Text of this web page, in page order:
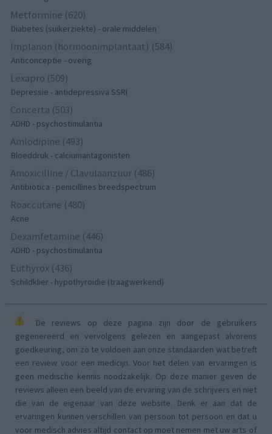
Metformine (620)
Diabetes (suikerziekte) - orale middelen
Implanon (hormoonimplantaat) (584)
Anticonceptie - overig
Lexapro (509)
Depressie - antidepressiva SSRI
Concerta (503)
ADHD - psychostimulantia
Amlodipine (493)
Bloeddruk - calciumantagonisten
Amoxicilline / Clavulaanzuur (486)
Antibiotica - penicillines breedspectrum
Roaccutane (480)
Acne
Dexamfetamine (446)
ADHD - psychostimulantia
Euthyrox (436)
Schildklier - hypothyroidie (traagwerkend)
De reviews op deze pagina zijn door de gebruikers
gegenereerd en vervolgens gelezen en aangepast alvorens
goedkeuring, om zo te voldoen aan onze standaarden wat betreft
een review voor een medicijn. Voor het delen van ervaringen is
geen medische kennis noodzakelijk. Op deze manier geven de
reviews alleen een beeld van de ervaring van de schrijvers en niet
die van de eigenaar van deze website. Denk er aan dat de
ervaringen kunnen verschillen van persoon tot persoon en dat u
voor medisch advies altijd contact op moet nemen met uw arts of